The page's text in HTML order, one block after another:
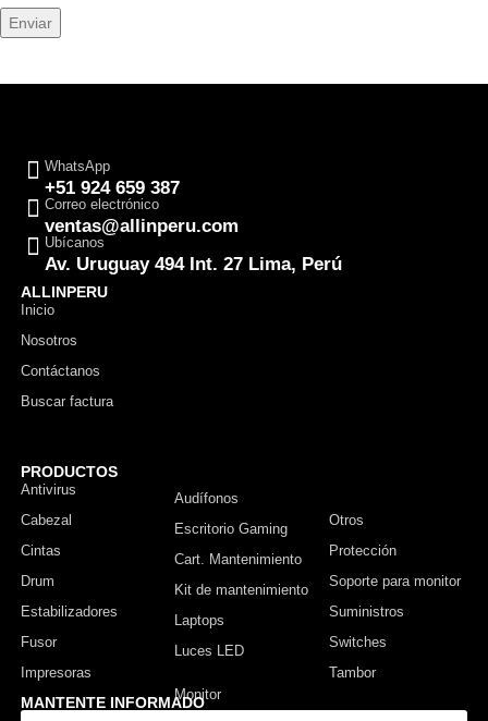
WhatsApp
+51 924 659 387
Correo electrónico
ventas@allinperu.com
Ubícanos
Av. Uruguay 494 Int. 27 Lima, Perú
ALLINPERU
Inicio
Nosotros
Contáctanos
Buscar factura
PRODUCTOS
Antivirus
Cabezal
Cintas
Drum
Estabilizadores
Fusor
Impresoras
Audífonos
Escritorio Gaming
Cart. Mantenimiento
Kit de mantenimiento
Laptops
Luces LED
Otros
Protección
Soporte para monitor
Suministros
Switches
Tambor
MANTENTE INFORMADO